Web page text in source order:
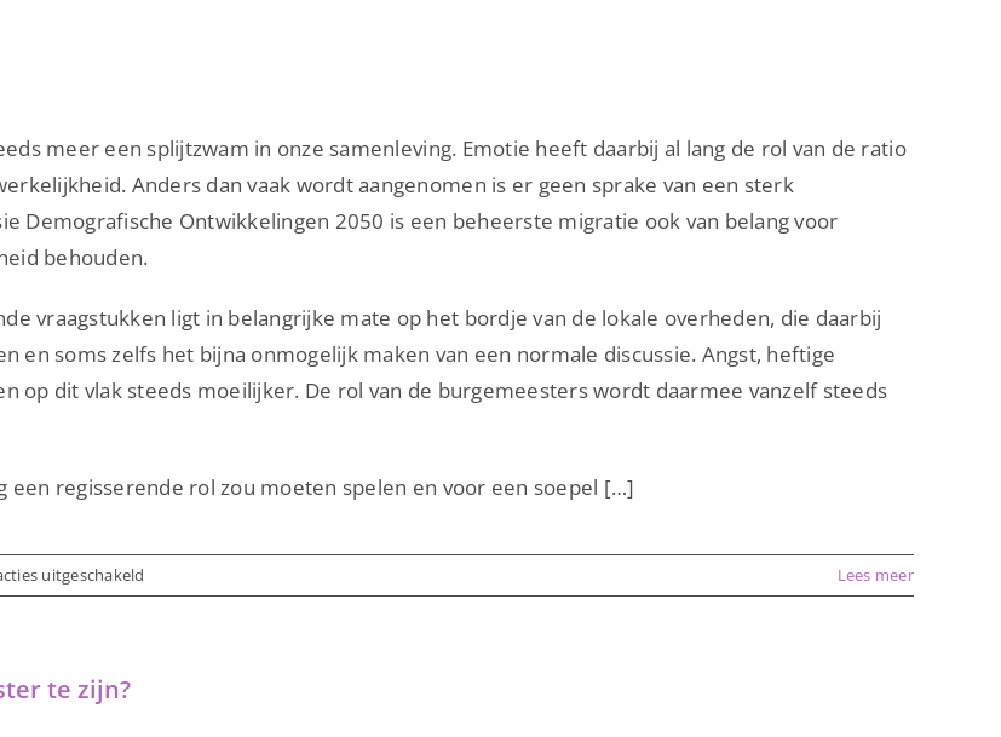
meer een splijtzwam in onze samenleving. Emotie heeft daarbij al lang de rol van de ratio
Anders dan vaak wordt aangenomen is er geen sprake van een sterk
Demografische Ontwikkelingen 2050 is een beheerste migratie ook van belang voor
behouden.
vraagstukken ligt in belangrijke mate op het bordje van de lokale overheden, die daarbij
soms zelfs het bijna onmogelijk maken van een normale discussie. Angst, heftige
op dit vlak steeds moeilijker. De rol van de burgemeesters wordt daarmee vanzelf steeds
regisserende rol zou moeten spelen en voor een soepel […]
uitgeschakeld
Lezing
Lees meer
te zijn?